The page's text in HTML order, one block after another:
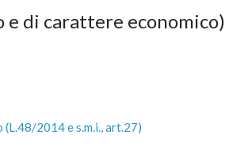
di carattere economico)
2014 e s.m.i., art.27)